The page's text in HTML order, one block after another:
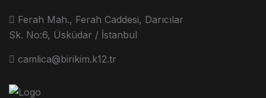
Ferah Mah., Ferah Caddesi, Darıcılar
Sk. No:6, Üsküdar / İstanbul
camlica@birikim.k12.tr